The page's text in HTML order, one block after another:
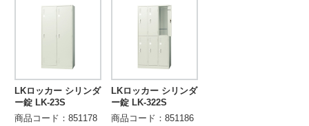
LKロッカー シリンダ
ー錠 LK-23S
商品コード：851178
LKロッカー シリンダ
ー錠 LK-322S
商品コード：851186